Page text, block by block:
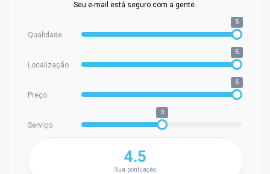
Seu e-mail está seguro com a gente.
Qualidade
5
Localização
5
Preço
5
Serviço
3
4.5
Sua pontuação